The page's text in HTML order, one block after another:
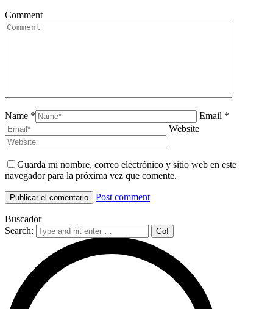
Comment
Name *
Email *
Website
Guarda mi nombre, correo electrónico y sitio web en este
navegador para la próxima vez que comente.
Post comment
Buscador
Search: